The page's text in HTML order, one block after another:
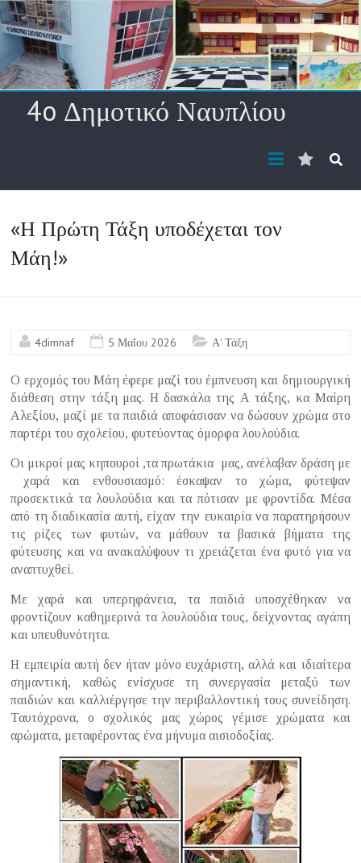
Skip
to
content
4o Δημοτικό Ναυπλίου
ηλ.
«Η Πρώτη Τάξη υποδέχεται τον
Μάη!»
4dimnaf 5 Μαΐου 2026 Α' Τάξη
Ο ερχομός του Μάη έφερε μαζί του έμπνευση και δημιουργική
διάθεση στην τάξη μας. Η δασκάλα της Α τάξης, κα Μαίρη
Αλεξίου, μαζί με τα παιδιά αποφάσισαν να δώσουν χρώμα στο
παρτέρι του σχολείου, φυτεύοντας όμορφα λουλούδια.
Οι μικροί μας κηπουροί ,τα πρωτάκια μας, ανέλαβαν δράση με
χαρά και ενθουσιασμό: έσκαψαν το χώμα, φύτεψαν
προσεκτικά τα λουλούδια και τα πότισαν με φροντίδα. Μέσα
από τη διαδικασία αυτή, είχαν την ευκαιρία να παρατηρήσουν
τις ρίζες των φυτών, να μάθουν τα βασικά βήματα της
φύτευσης και να ανακαλύψουν τι χρειάζεται ένα φυτό για να
αναπτυχθεί.
Με χαρά και υπερηφάνεια, τα παιδιά υποσχέθηκαν να
φροντίζουν καθημερινά τα λουλούδια τους, δείχνοντας αγάπη
και υπευθυνότητα.
Η εμπειρία αυτή δεν ήταν μόνο ευχάριστη, αλλά και ιδιαίτερα
σημαντική, καθώς ενίσχυσε τη συνεργασία μεταξύ των
παιδιών και καλλιέργησε την περιβαλλοντική τους συνείδηση.
Ταυτόχρονα, ο σχολικός μας χώρος γέμισε χρώματα και
αρώματα, μεταφέροντας ένα μήνυμα αισιοδοξίας.